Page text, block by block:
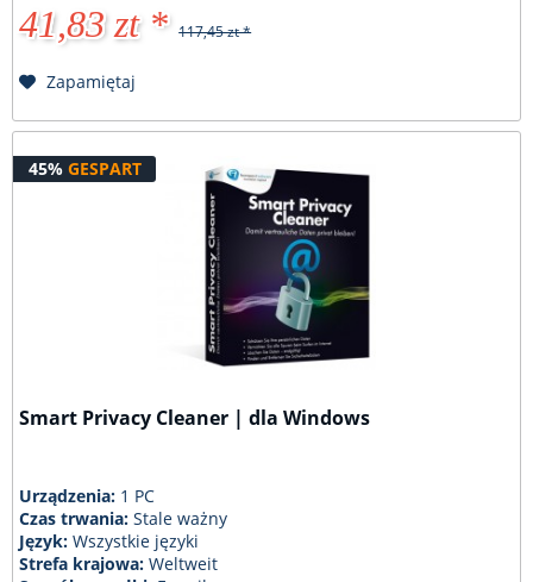
41,83 zt * 117,45 zt *
Zapamiętaj
45% GESPART
Smart Privacy Cleaner | dla Windows
Urządzenia: 1 PC
Czas trwania:Stale ważny
Język:Wszystkie języki
Strefa krajowa:Weltweit